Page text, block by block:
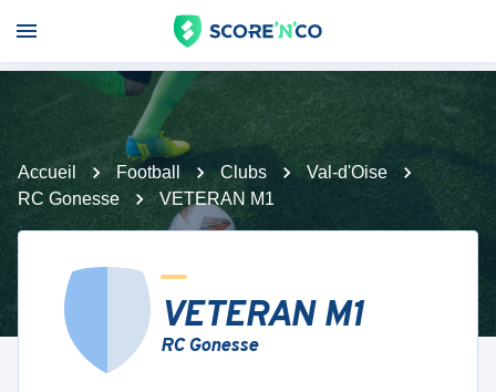
Accueil Football Clubs
Val-d'Oise
RC Gonesse
VETERAN M1
VETERAN M1
RC Gonesse